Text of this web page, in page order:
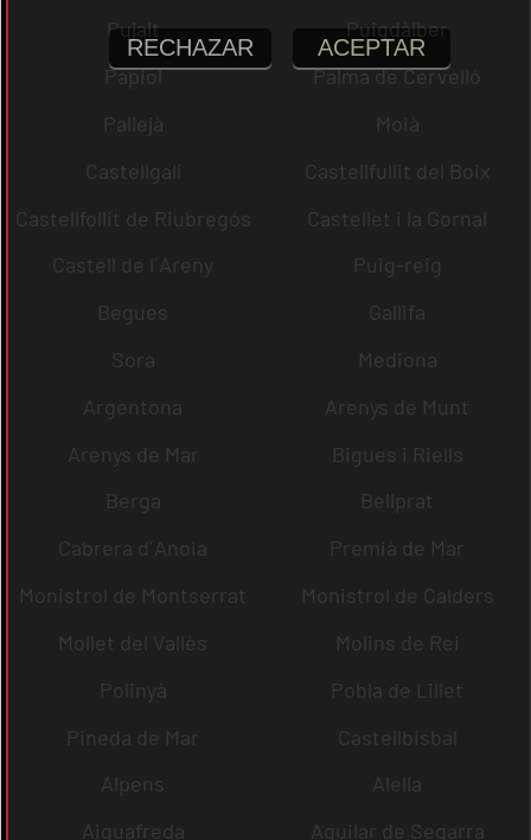
Pujalt
Puigdàlber
Papiol
Palma de Cervelló
Pallejà
Moià
Castellgalí
Castellfullit del Boix
Castellfollit de Riubregós
Castellet i la Gornal
Castell de l´Areny
Puig-reig
Begues
Gallifa
Sora
Mediona
Argentona
Arenys de Munt
Arenys de Mar
Bigues i Riells
Berga
Bellprat
Cabrera d´Anoia
Premià de Mar
Monistrol de Montserrat
Monistrol de Calders
Mollet del Vallès
Molins de Rei
Polinyà
Pobla de Lillet
Pineda de Mar
Castellbisbal
Alpens
Alella
Aiguafreda
Aguilar de Segarra
RECHAZAR ACEPTAR